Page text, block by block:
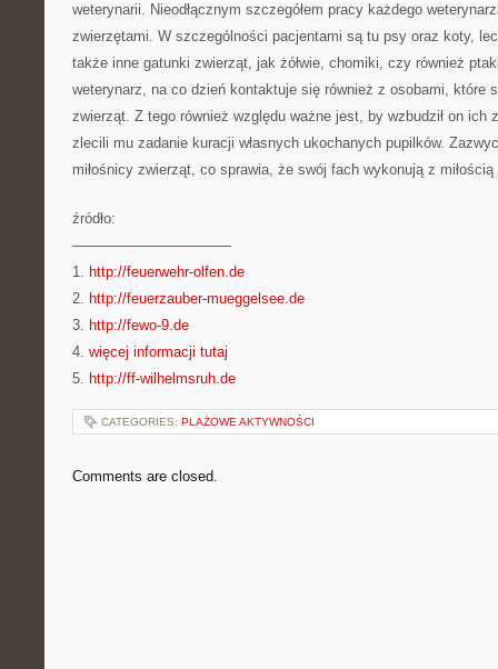
weterynarii. Nieodłącznym szczegółem pracy każdego
zwierzętami. W szczególności pacjentami są tu psy oraz koty,
także inne gatunki zwierząt, jak żółwie, chomiki, czy również
weterynarz, na co dzień kontaktuje się również z osobami, które
zwierząt. Z tego również względu ważne jest, by wzbudził on ich
zlecili mu zadanie kuracji własnych ukochanych pupilków.
miłośnicy zwierząt, co sprawia, że swój fach wykonują z
źródło:
———————————
1. http://feuerwehr-olfen.de
2. http://feuerzauber-mueggelsee.de
3. http://fewo-9.de
4. więcej informacji tutaj
5. http://ff-wilhelmsruh.de
CATEGORIES: PLAŻOWE AKTYWNOŚCI
Comments are closed.